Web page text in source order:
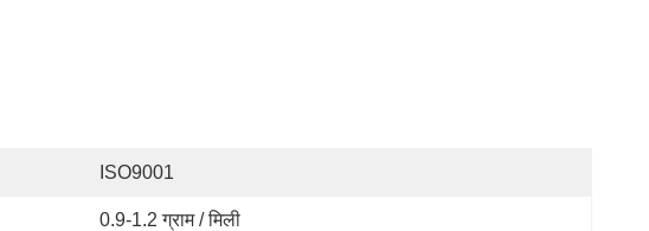
ISO9001
0.9-1.2 ग्राम / मिली